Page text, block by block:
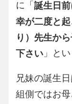
に「誕生日
幸が二度と
り）先生か
下さい」とい
兄妹の誕生
組側ではお